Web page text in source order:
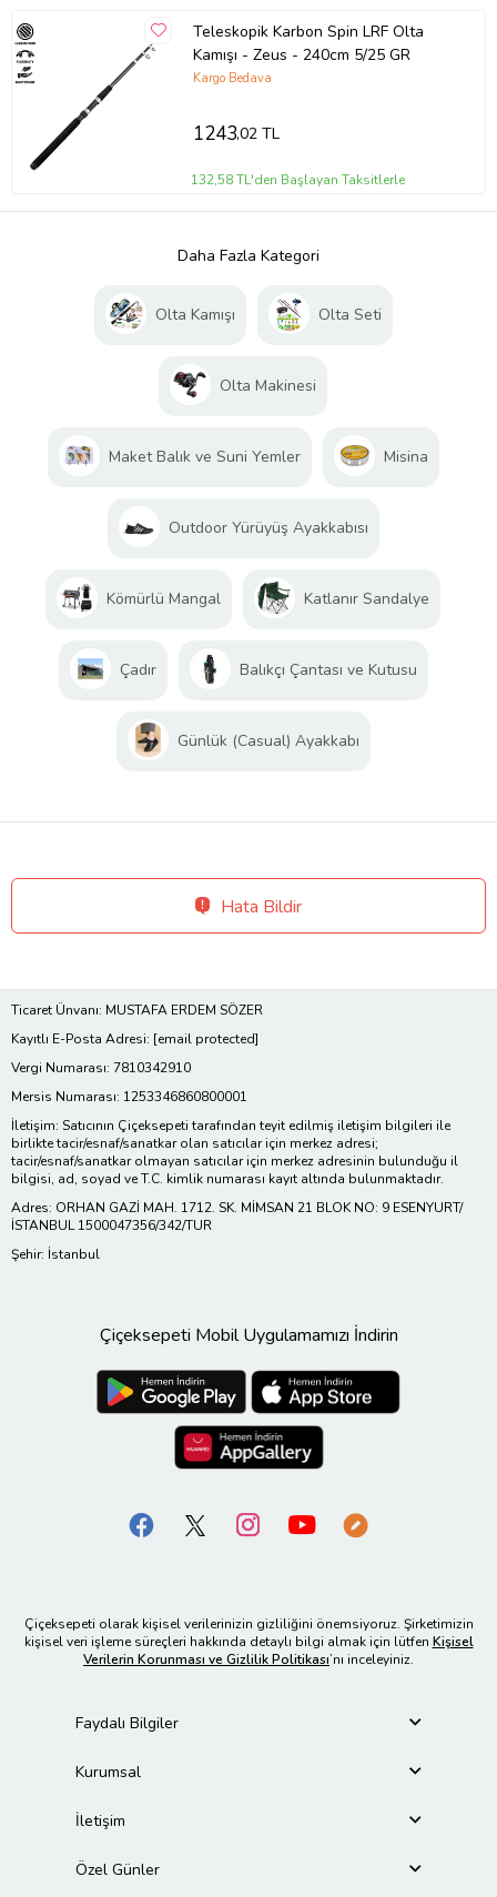
Teleskopik Karbon Spin LRF Olta
Kamışı - Zeus - 240cm 5/25 GR
Kargo Bedava
1243,02 TL
132,58 TL'den Başlayan Taksitlerle
Daha Fazla Kategori
Olta Kamışı Olta Seti
Olta Makinesi
Maket Balık ve Suni Yemler Misina
Outdoor Yürüyüş Ayakkabısı
Kömürlü Mangal Katlanır Sandalye
Çadır Balıkçı Çantası ve Kutusu
Günlük (Casual) Ayakkabı
Hata Bildir
Ticaret Ünvanı: MUSTAFA ERDEM SÖZER
Kayıtlı E-Posta Adresi: [email protected]
Vergi Numarası: 7810342910
Mersis Numarası: 1253346860800001
İletişim: Satıcının Çiçeksepeti tarafından teyit edilmiş iletişim bilgileri ile
birlikte tacir/esnaf/sanatkar olan satıcılar için merkez adresi;
tacir/esnaf/sanatkar olmayan satıcılar için merkez adresinin bulunduğu il
bilgisi, ad, soyad ve T.C. kimlik numarası kayıt altında bulunmaktadır.
Adres: ORHAN GAZİ MAH. 1712. SK. MİMSAN 21 BLOK NO: 9 ESENYURT/
İSTANBUL 1500047356/342/TUR
Şehir: İstanbul
Çiçeksepeti Mobil Uygulamamızı İndirin
Çiçeksepeti olarak kişisel verilerinizin gizliliğini önemsiyoruz. Şirketimizin
kişisel veri işleme süreçleri hakkında detaylı bilgi almak için lütfen Kişisel
Verilerin Korunması ve Gizlilik Politikası’nı inceleyiniz.
Faydalı Bilgiler
Kurumsal
İletişim
Özel Günler